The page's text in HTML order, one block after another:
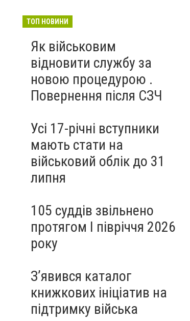
ТОП НОВИНИ
Як військовим
відновити службу за
новою процедурою .
Повернення після СЗЧ
Усі 17-річні вступники
мають стати на
військовий облік до 31
липня
105 суддів звільнено
протягом I півріччя 2026
року
З’явився каталог
книжкових ініціатив на
підтримку війська